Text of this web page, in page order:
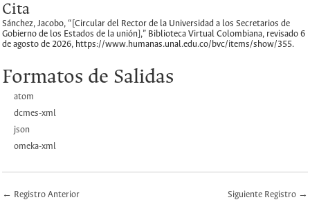
Cita
Sánchez, Jacobo, “[Circular del Rector de la Universidad a los Secretarios de
Gobierno de los Estados de la unión],” Biblioteca Virtual Colombiana, revisado 6
de agosto de 2026, https://www.humanas.unal.edu.co/bvc/items/show/355.
Formatos de Salidas
atom
dcmes-xml
json
omeka-xml
← Registro Anterior Siguiente Registro →